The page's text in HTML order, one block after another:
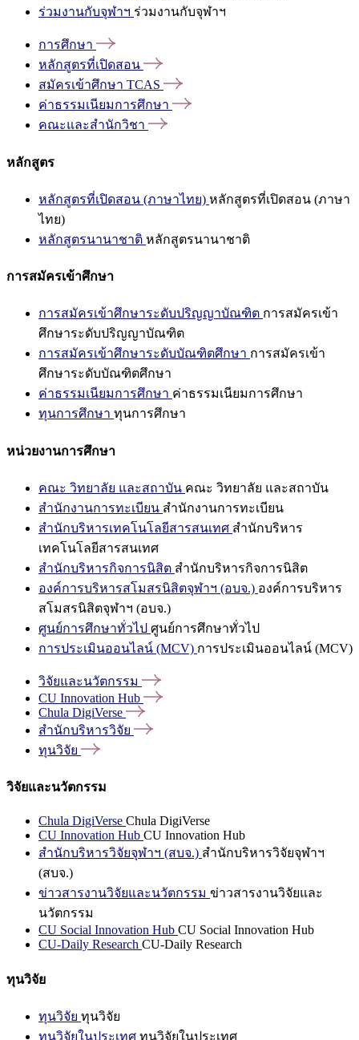
ร่วมงานกับจุฬาฯ ร่วมงานกับจุฬาฯ
การศึกษา
หลักสูตรที่เปิดสอน
สมัครเข้าศึกษา TCAS
ค่าธรรมเนียมการศึกษา
คณะและสำนักวิชา
หลักสูตร
หลักสูตรที่เปิดสอน (ภาษาไทย) หลักสูตรที่เปิดสอน (ภาษา
ไทย)
หลักสูตรนานาชาติ หลักสูตรนานาชาติ
การสมัครเข้าศึกษา
การสมัครเข้าศึกษาระดับปริญญาบัณฑิต การสมัครเข้า
ศึกษาระดับปริญญาบัณฑิต
การสมัครเข้าศึกษาระดับบัณฑิตศึกษา การสมัครเข้า
ศึกษาระดับบัณฑิตศึกษา
ค่าธรรมเนียมการศึกษา ค่าธรรมเนียมการศึกษา
ทุนการศึกษา ทุนการศึกษา
หน่วยงานการศึกษา
คณะ วิทยาลัย และสถาบัน คณะ วิทยาลัย และสถาบัน
สำนักงานการทะเบียน สำนักงานการทะเบียน
สำนักบริหารเทคโนโลยีสารสนเทศ สำนักบริหาร
เทคโนโลยีสารสนเทศ
สำนักบริหารกิจการนิสิต สำนักบริหารกิจการนิสิต
องค์การบริหารสโมสรนิสิตจุฬาฯ (อบจ.) องค์การบริหาร
สโมสรนิสิตจุฬาฯ (อบจ.)
ศูนย์การศึกษาทั่วไป ศูนย์การศึกษาทั่วไป
การประเมินออนไลน์ (MCV) การประเมินออนไลน์ (MCV)
วิจัยและนวัตกรรม
CU Innovation Hub
Chula DigiVerse
สำนักบริหารวิจัย
ทุนวิจัย
วิจัยและนวัตกรรม
Chula DigiVerse Chula DigiVerse
CU Innovation Hub CU Innovation Hub
สำนักบริหารวิจัยจุฬาฯ (สบจ.) สำนักบริหารวิจัยจุฬาฯ
(สบจ.)
ข่าวสารงานวิจัยและนวัตกรรม ข่าวสารงานวิจัยและ
นวัตกรรม
CU Social Innovation Hub CU Social Innovation Hub
CU-Daily Research CU-Daily Research
ทุนวิจัย
ทุนวิจัย ทุนวิจัย
ทุนวิจัยในประเทศ ทุนวิจัยในประเทศ